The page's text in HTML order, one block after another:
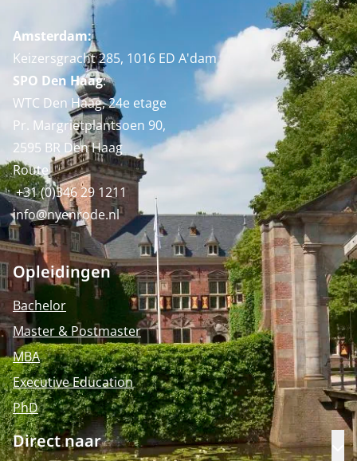
Amsterdam:
Keizersgracht 285, 1016 ED A'dam
SPO Den Haag:
WTC Den Haag, 24e etage
Pr. Margrietplantsoen 90,
2595 BR Den Haag
Route
+31 (0)346 29 1211
info@nyenrode.nl
Opleidingen
Bachelor
Master & Postmaster
MBA
Executive Education
PhD
Direct naar